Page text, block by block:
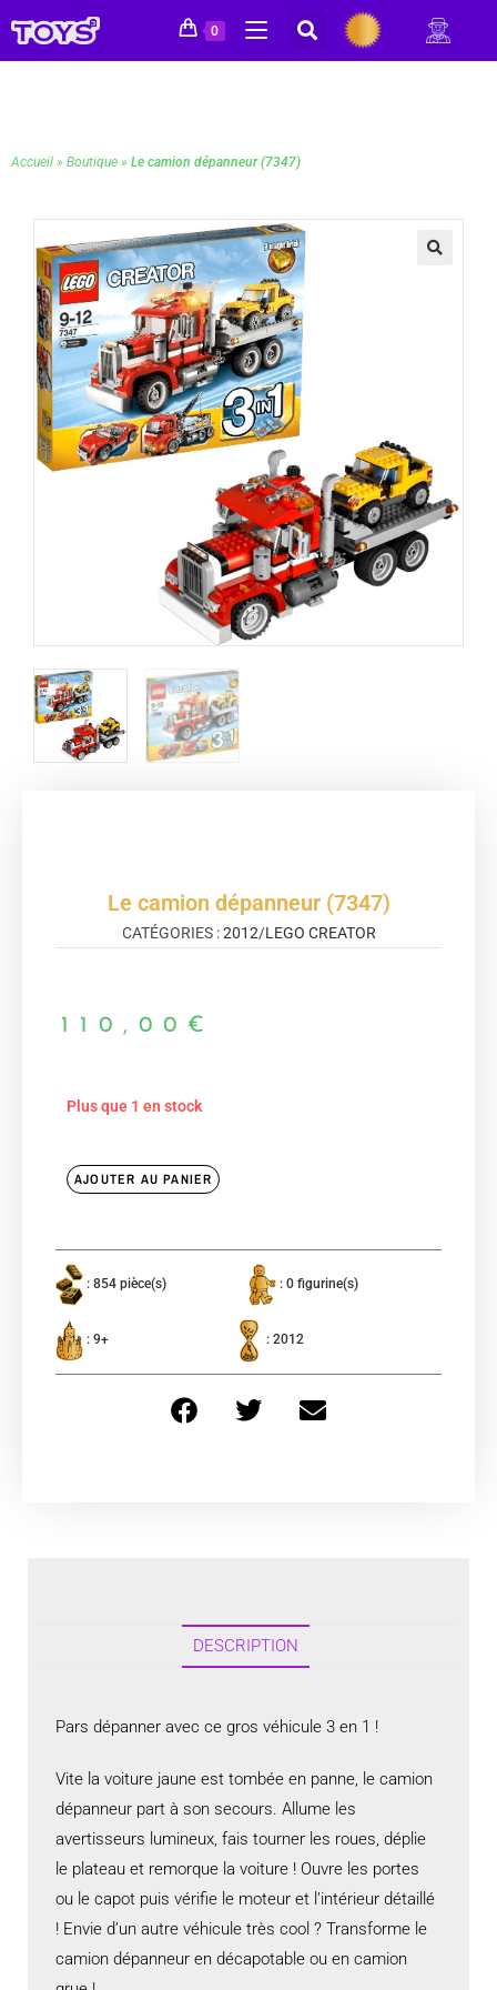
0
Accueil » Boutique » Le camion dépanneur (7347)
Le camion dépanneur (7347)
CATÉGORIES :2012/LEGO CREATOR
110,00 €
Plus que 1 en stock
AJOUTER AU PANIER
: 854 pièce(s) : 0 figurine(s)
: 9+ : 2012
DESCRIPTION
Pars dépanner avec ce gros véhicule 3 en 1 !
Vite la voiture jaune est tombée en panne, le camion
dépanneur part à son secours. Allume les
avertisseurs lumineux, fais tourner les roues, déplie
le plateau et remorque la voiture ! Ouvre les portes
ou le capot puis vérifie le moteur et l’intérieur détaillé
! Envie d’un autre véhicule très cool ? Transforme le
camion dépanneur en décapotable ou en camion